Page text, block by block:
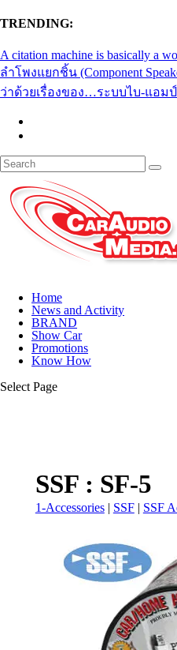
TRENDING:
A citation machine is basically a
ลำโพงแยกชิ้น (Component
ว่าด้วยเรื่องของ…ระบบไบ-แอมป์
Home
News and Activity
BRAND
Show Car
Promotions
Know How
Select Page
SSF : SF-5
1-Accessories| SSF| SSF